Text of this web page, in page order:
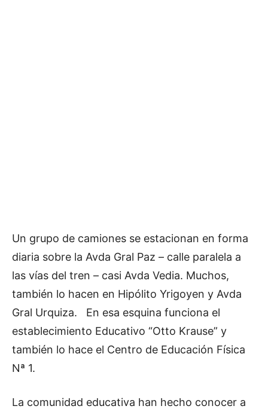
Un grupo de camiones se estacionan en forma
diaria sobre la Avda Gral Paz – calle paralela a
las vías del tren – casi Avda Vedia. Muchos,
también lo hacen en Hipólito Yrigoyen y Avda
Gral Urquiza. En esa esquina funciona el
establecimiento Educativo “Otto Krause” y
también lo hace el Centro de Educación Física
Nª 1.
La comunidad educativa han hecho conocer a